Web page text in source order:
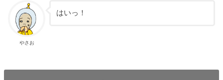
やさお
はいっ！